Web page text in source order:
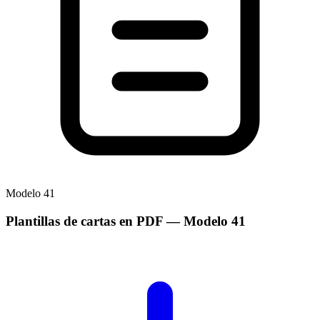
Modelo 41
Plantillas de cartas en PDF— Modelo 41